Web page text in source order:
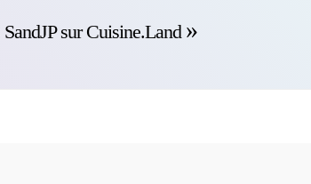
SandJP sur Cuisine.Land